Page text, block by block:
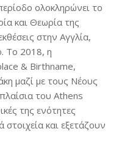
ολοκληρώνει το
και Θεωρία της
στην Αγγλία,
Το 2018, η
& Birthname,
μαζί με τους Νέους
του Athens
της ενότητες
και εξετάζουν